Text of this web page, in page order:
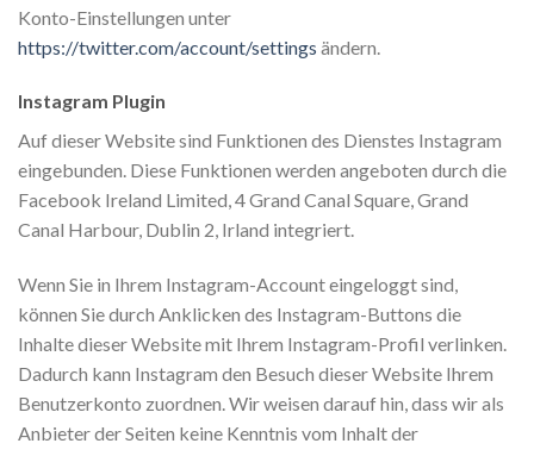
Konto-Einstellungen unter
https://twitter.com/account/settings ändern.
Instagram Plugin
Auf dieser Website sind Funktionen des Dienstes Instagram
eingebunden. Diese Funktionen werden angeboten durch die
Facebook Ireland Limited, 4 Grand Canal Square, Grand
Canal Harbour, Dublin 2, Irland integriert.
Wenn Sie in Ihrem Instagram-Account eingeloggt sind,
können Sie durch Anklicken des Instagram-Buttons die
Inhalte dieser Website mit Ihrem Instagram-Profil verlinken.
Dadurch kann Instagram den Besuch dieser Website Ihrem
Benutzerkonto zuordnen. Wir weisen darauf hin, dass wir als
Anbieter der Seiten keine Kenntnis vom Inhalt der